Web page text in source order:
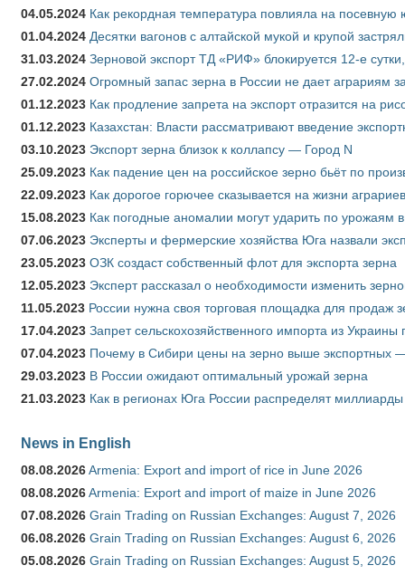
04.05.2024 Как рекордная температура повлияла на
01.04.2024 Десятки вагонов с алтайской мукой и крупой
31.03.2024 Зерновой экспорт ТД «РИФ» блокируется 12-е
27.02.2024 Огромный запас зерна в России не дает аграриям
01.12.2023 Как продление запрета на экспорт отразится на
01.12.2023 Казахстан: Власти рассматривают введение
03.10.2023 Экспорт зерна близок к коллапсу — Город N
25.09.2023 Как падение цен на российское зерно бьёт по
22.09.2023 Как дорогое горючее сказывается на жизни аграриев
15.08.2023 Как погодные аномалии могут ударить по урожаям
07.06.2023 Эксперты и фермерские хозяйства Юга назвали
23.05.2023 ОЗК создаст собственный флот для экспорта зерна
12.05.2023 Эксперт рассказал о необходимости изменить
11.05.2023 России нужна своя торговая площадка для продаж
17.04.2023 Запрет сельскохозяйственного импорта из
07.04.2023 Почему в Сибири цены на зерно выше экспортных
29.03.2023 В России ожидают оптимальный урожай зерна
21.03.2023 Как в регионах Юга России распределят
News in English
08.08.2026Armenia: Export and import of rice in June 2026
08.08.2026Armenia: Export and import of maize in June 2026
07.08.2026 Grain Trading on Russian Exchanges: August 7, 2026
06.08.2026 Grain Trading on Russian Exchanges: August 6, 2026
05.08.2026 Grain Trading on Russian Exchanges: August 5, 2026